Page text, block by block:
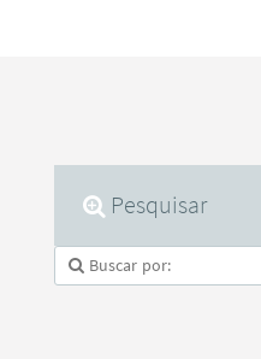
Pesquisar